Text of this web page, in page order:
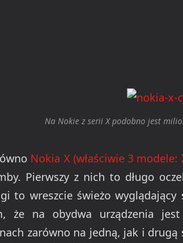
Na Nokie z serii X podobno jest
Nokia X (właściwie 3 modele:
Pierwszy z nich to długo
to wreszcie świeżo
że na obydwa urządzenia
zarówno na jedną, jak i